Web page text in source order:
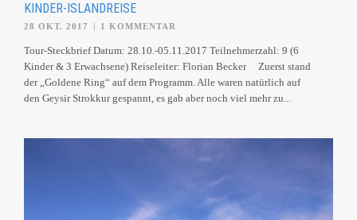
KINDER-ISLANDREISE
28 OKT. 2017 1 KOMMENTAR
Tour-Steckbrief Datum: 28.10.-05.11.2017 Teilnehmerzahl: 9 (6
Kinder & 3 Erwachsene) Reiseleiter: Florian Becker Zuerst stand
der „Goldene Ring“ auf dem Programm. Alle waren natürlich auf
den Geysir Strokkur gespannt, es gab aber noch viel mehr zu...